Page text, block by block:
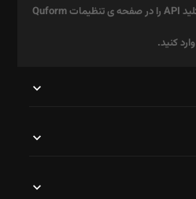
برای استفاده از ریکپچا بایستی کلید API را در صفحه ی تنظیمات Quform
وارد کنید.